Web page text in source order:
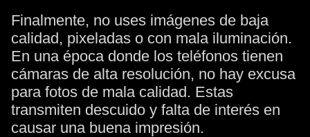
Finalmente, no uses imágenes de baja
calidad, pixeladas o con mala iluminación.
En una época donde los teléfonos tienen
cámaras de alta resolución, no hay excusa
para fotos de mala calidad. Estas
transmiten descuido y falta de interés en
causar una buena impresión.